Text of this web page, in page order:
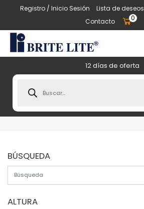
Registro / Inicio Sesión Lista de deseos
Contacto
0
12 días de oferta
search
BÚSQUEDA
ALTURA